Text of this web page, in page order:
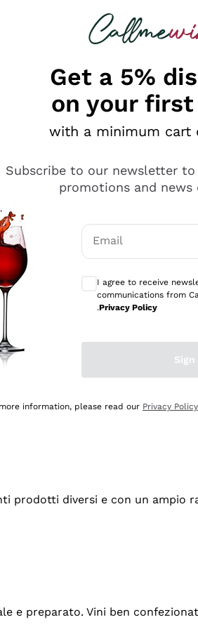
looking for
professionalità
diversi e con un ampio
e preparato. Vini ben
Get a 5%
on your
with a minimum cart
Subscribe to our newsletter to
promotions and news
Email
I agree to receive
communications from
.Privacy Policy
Sign
information, please read our Privacy Policy